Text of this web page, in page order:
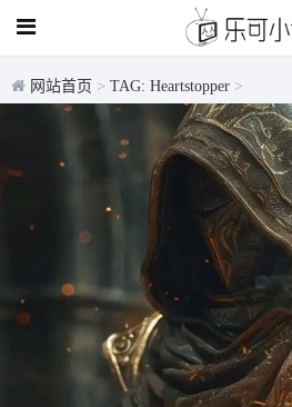
网站首页 > TAG: Heartstopper >